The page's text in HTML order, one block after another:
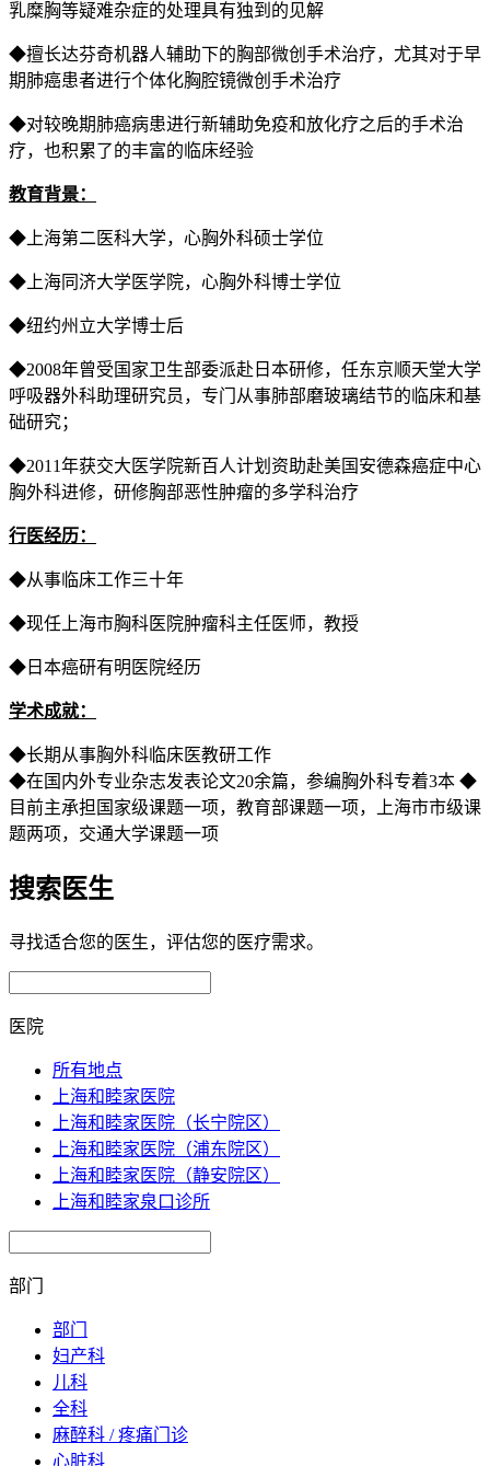
乳糜胸等疑难杂症的处理具有独到的见解
◆擅长达芬奇机器人辅助下的胸部微创手术治疗，尤其对于早
期肺癌患者进行个体化胸腔镜微创手术治疗
◆对较晚期肺癌病患进行新辅助免疫和放化疗之后的手术治
疗，也积累了的丰富的临床经验
教育背景：
◆上海第二医科大学，心胸外科硕士学位
◆上海同济大学医学院，心胸外科博士学位
◆纽约州立大学博士后
◆2008年曾受国家卫生部委派赴日本研修，任东京顺天堂大学
呼吸器外科助理研究员，专门从事肺部磨玻璃结节的临床和基
础研究；
◆2011年获交大医学院新百人计划资助赴美国安德森癌症中心
胸外科进修，研修胸部恶性肿瘤的多学科治疗
行医经历：
◆从事临床工作三十年
◆现任上海市胸科医院肿瘤科主任医师，教授
◆日本癌研有明医院经历
学术成就：
◆长期从事胸外科临床医教研工作
◆在国内外专业杂志发表论文20余篇，参编胸外科专着3本 ◆
目前主承担国家级课题一项，教育部课题一项，上海市市级课
题两项，交通大学课题一项
搜索医生
寻找适合您的医生，评估您的医疗需求。
医院
所有地点
上海和睦家医院
上海和睦家医院（长宁院区）
上海和睦家医院（浦东院区）
上海和睦家医院（静安院区）
上海和睦家泉口诊所
部门
部门
妇产科
儿科
全科
麻醉科 / 疼痛门诊
心脏科